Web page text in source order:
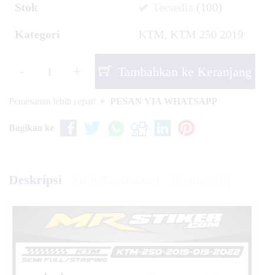
Stok Tersedia (100)
Kategori KTM , KTM 250 2019
Tambahkan ke Keranjang
Pemesanan lebih cepat! PESAN VIA WHATSAPP
Bagikan ke
Deskripsi